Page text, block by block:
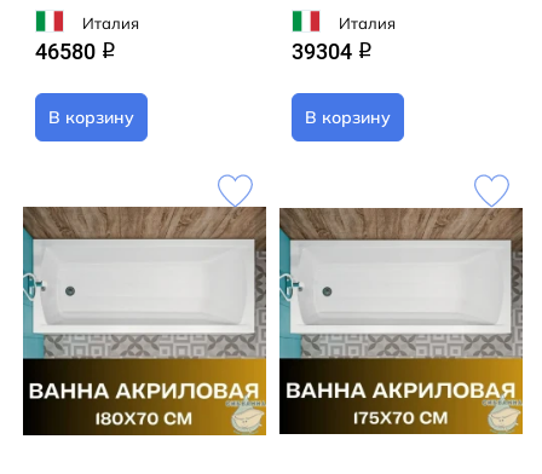
Италия
46580 q
В корзину
Италия
39304 q
В корзину